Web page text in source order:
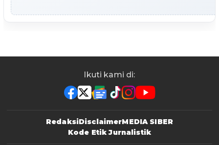
Ikuti kami di:
RedaksiDisclaimerMEDIA SIBER
Kode Etik Jurnalistik